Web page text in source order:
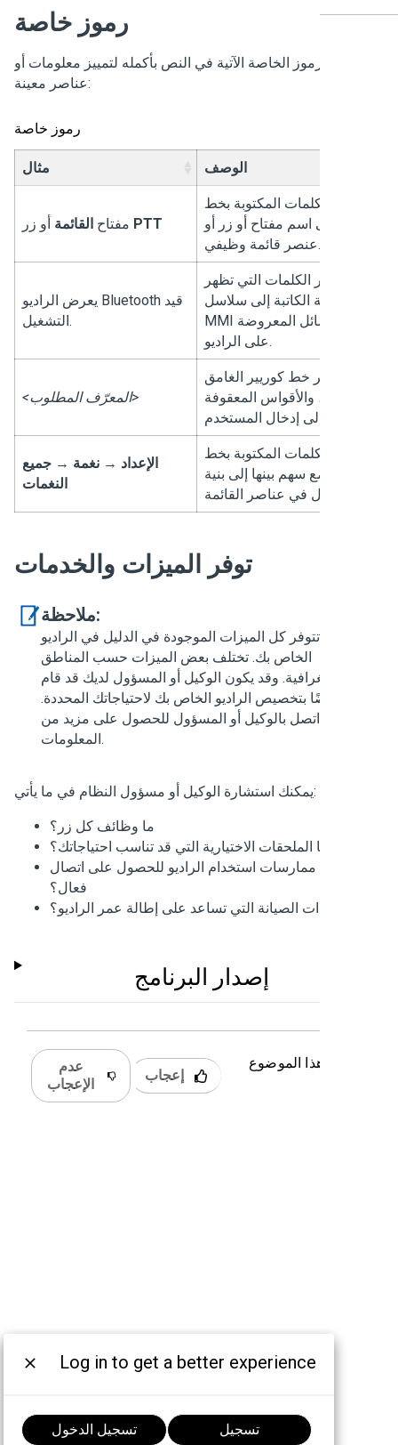
رموز خاصة
الرموز الخاصة الآتية في النص بأكمله لتمييز معلومات أو
رموز خاصة
الوصف
مفتاح القائمة
الكلمات المكتوبة بخط
إلى اسم مفتاح أو زر أو
يعرض الراديوBluetooth قيد
التشغيل
تشير الكلمات التي تظهر
الآلة الكاتبة إلى سلاسل
MMI أو الرسائل المعروضة
يشير خط كوريير الغامق
والأقواس المعقوفة
→نغمة→جميع
النغمات
الكلمات المكتوبة بخط
غامق مع سهم بينها إلى بنية
توفر الميزات والخدمات
لا تتوفر كل الميزات الموجودة في الدليل في الراديو
الخاص بك. تختلف بعض الميزات حسب المناطق
الجغرافية. وقد يكون الوكيل أو المسؤول لديك قد قام
أيضًا بتخصيص الراديو الخاص بك لاحتياجاتك المحددة.
اتصل بالوكيل أو المسؤول للحصول على مزيد من
ما وظائف كل زر؟
ما الملحقات الاختيارية التي قد تناسب احتياجاتك؟
أفضل ممارسات استخدام الراديو للحصول على اتصال
إجراءات الصيانة التي تساعد على إطالة عمر الراديو؟
إصدار البرنامج
كان هذا الموضوع
إعجاب
الإعجاب
Log in to get a better experience
تسجيل تسجيل الدخول